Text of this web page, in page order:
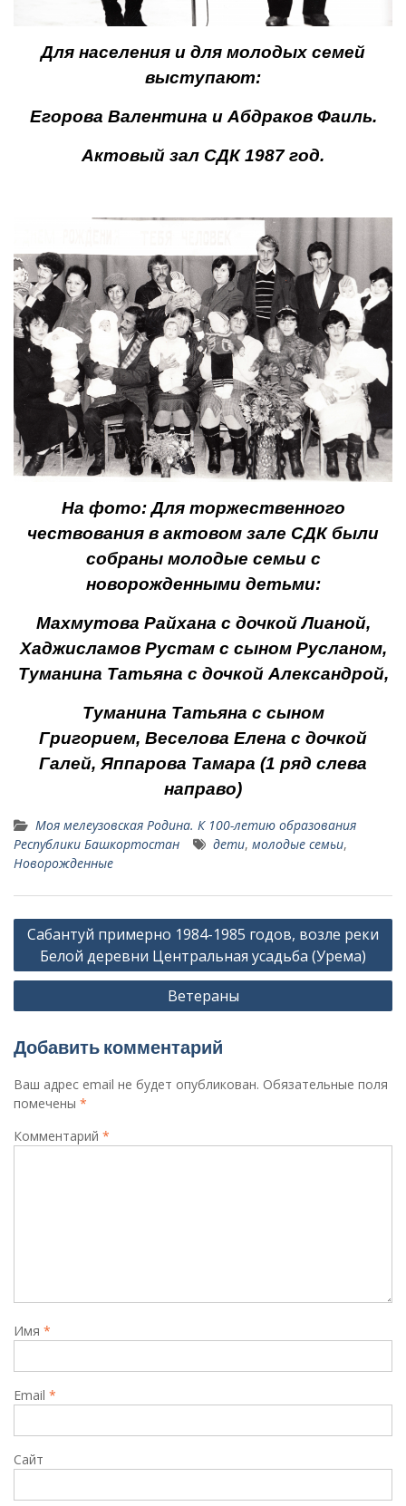
Для населения и для молодых семей
выступают:
Егорова Валентина и Абдраков Фаиль.
Актовый зал СДК 1987 год.
На фото:Для торжественного
чествования в актовом зале СДК были
собраны молодые семьи с
новорожденными детьми:
Махмутова Райхана с дочкой Лианой,
Хаджисламов Рустам с сыном Русланом,
Туманина Татьяна с дочкой Александрой,
Туманина Татьяна с сыном
Григорием, Веселова Елена с дочкой
Галей, Яппарова Тамара (1 ряд слева
направо)
Моя мелеузовская Родина. К 100-летию образования
Республики Башкортостан
дети, молодые семьи,
Новорожденные
Навигация
записям
Сабантуй примерно 1984-1985 годов, возле реки
Белой деревни Центральная усадьба (Урема)
Ветераны
Добавить комментарий
Ваш адрес email не будет опубликован. Обязательные поля
помечены *
Комментарий *
Имя *
Email *
Сайт